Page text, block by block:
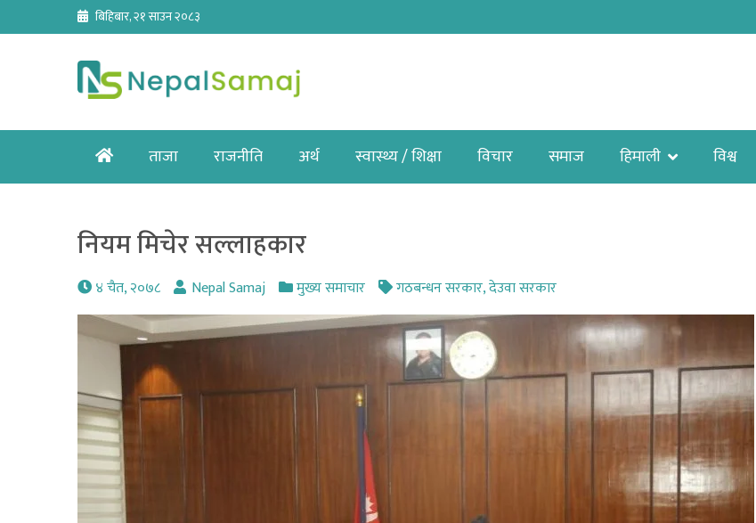
content
बिहिबार, २१ साउन २०८३
Homeताजा राजनीति अर्थ स्वास्थ्य / शिक्षा विचार समाज हिमाली विश्व
नियम मिचेर सल्लाहकार
४ चैत, २०७८ Nepal Samaj मुख्य समाचार गठबन्धन सरकार,देउवा सरकार